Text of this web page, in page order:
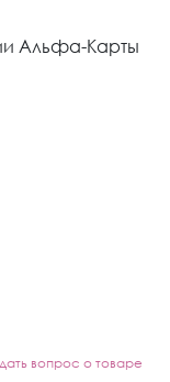
Альфа-Карты
вопрос о товаре